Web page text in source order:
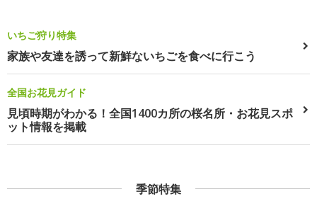
いちご狩り特集
家族や友達を誘って新鮮ないちごを食べに行こう
全国お花見ガイド
見頃時期がわかる！全国1400カ所の桜名所・お花見スポ
ット情報を掲載
季節特集